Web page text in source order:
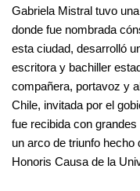
Gabriela Mistral tuvo
donde fue nombrada
esta ciudad, desarrolló
escritora y bachiller
compañera, portavoz y
Chile, invitada por el
fue recibida con
un arco de triunfo
Honoris Causa de la